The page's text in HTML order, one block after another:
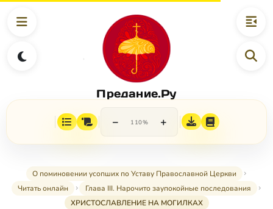
Предание.Ру
− 110% +
О поминовении усопших по Уставу Православной Церкви
Читать онлайн
Глава III. Нарочито заупокойные последования
ХРИСТОСЛАВЛЕНИЕ НА МОГИЛКАХ